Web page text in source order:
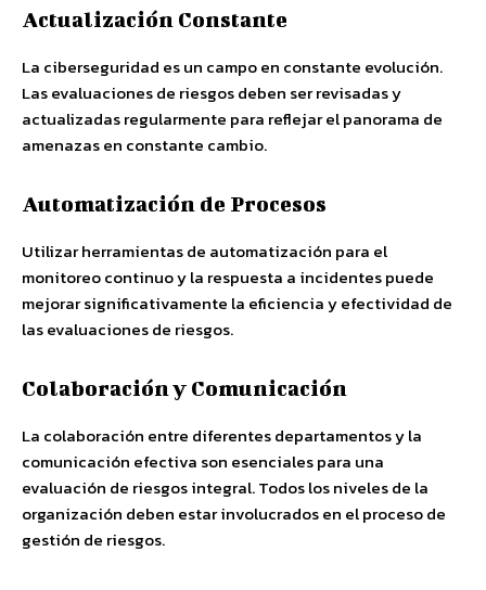
Actualización Constante
La ciberseguridad es un campo en constante evolución.
Las evaluaciones de riesgos deben ser revisadas y
actualizadas regularmente para reflejar el panorama de
amenazas en constante cambio.
Automatización de Procesos
Utilizar herramientas de automatización para el
monitoreo continuo y la respuesta a incidentes puede
mejorar significativamente la eficiencia y efectividad de
las evaluaciones de riesgos.
Colaboración y Comunicación
La colaboración entre diferentes departamentos y la
comunicación efectiva son esenciales para una
evaluación de riesgos integral. Todos los niveles de la
organización deben estar involucrados en el proceso de
gestión de riesgos.